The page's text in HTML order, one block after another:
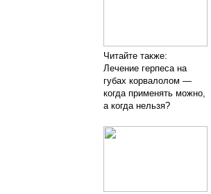
Читайте также:
Лечение герпеса на
губах корвалолом —
когда применять можно,
а когда нельзя?